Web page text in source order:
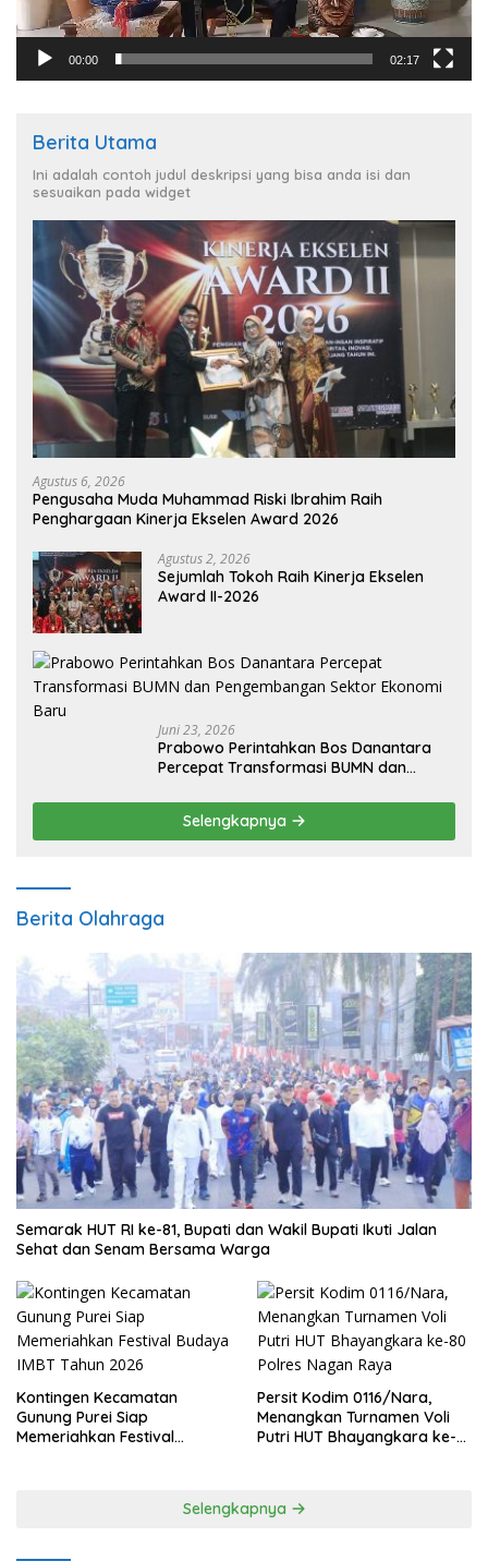
00:00 02:17
Berita Utama
Ini adalah contoh judul deskripsi yang bisa anda isi dan
sesuaikan pada widget
Agustus 6, 2026
Pengusaha Muda Muhammad Riski Ibrahim Raih
Penghargaan Kinerja Ekselen Award 2026
Agustus 2, 2026
Sejumlah Tokoh Raih Kinerja Ekselen
Award II-2026
Juni 23, 2026
Prabowo Perintahkan Bos Danantara
Percepat Transformasi BUMN dan
Selengkapnya
Berita Olahraga
Semarak HUT RI ke-81, Bupati dan Wakil Bupati Ikuti Jalan
Sehat dan Senam Bersama Warga
Kontingen Kecamatan
Gunung Purei Siap
Memeriahkan Festival
Persit Kodim 0116/Nara,
Menangkan Turnamen Voli
Putri HUT Bhayangkara ke-
Selengkapnya